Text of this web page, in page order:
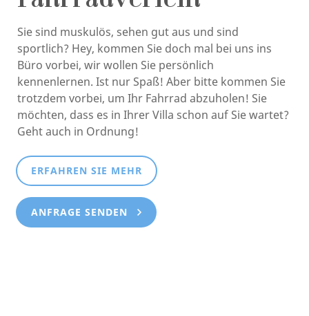
Sie sind muskulös, sehen gut aus und sind
sportlich? Hey, kommen Sie doch mal bei uns ins
Büro vorbei, wir wollen Sie persönlich
kennenlernen. Ist nur Spaß! Aber bitte kommen Sie
trotzdem vorbei, um Ihr Fahrrad abzuholen! Sie
möchten, dass es in Ihrer Villa schon auf Sie wartet?
Geht auch in Ordnung!
ERFAHREN SIE MEHR
ANFRAGE SENDEN